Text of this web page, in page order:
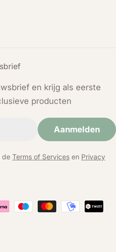
en krijg als eerste
producten
Aanmelden
de Terms of Services en Privacy